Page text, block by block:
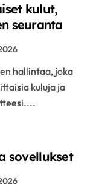
kulut,
seuranta
kuluja ja
sovellukset